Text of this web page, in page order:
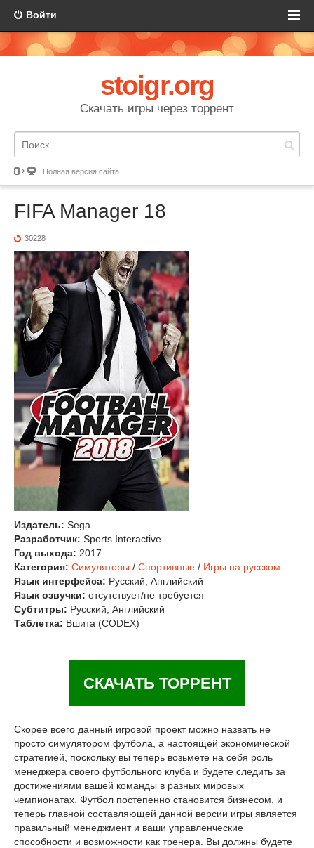
Войти
stoigr.org
Скачать игры через торрент
Полная версия сайта
FIFA Manager 18
30228
Издатель: Sega
Разработчик: Sports Interactive
Год выхода: 2017
Категория: Симуляторы / Спортивные / Игры на русском
Язык интерфейса: Русский, Английский
Язык озвучки: отсутствует/не требуется
Субтитры: Русский, Английский
Таблетка: Вшита (CODEX)
СКАЧАТЬ ТОРРЕНТ
Скорее всего данный игровой проект можно назвать не
просто симулятором футбола, а настоящей экономической
стратегией, поскольку вы теперь возьмете на себя роль
менеджера своего футбольного клуба и будете следить за
достижениями вашей команды в разных мировых
чемпионатах. Футбол постепенно становится бизнесом, и
теперь главной составляющей данной версии игры является
правильный менеджмент и ваши управленческие
способности и возможности как тренера. Вы должны будете